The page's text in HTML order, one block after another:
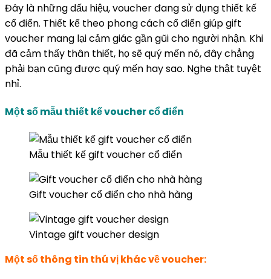
Đây là những dấu hiệu, voucher đang sử dụng thiết kế
cổ điển. Thiết kế theo phong cách cổ điển giúp gift
voucher mang lại cảm giác gần gũi cho người nhận. Khi
đã cảm thấy thân thiết, họ sẽ quý mến nó, đây chẳng
phải bạn cũng được quý mến hay sao. Nghe thật tuyệt
nhỉ.
Một số mẫu thiết kế voucher cổ điển
Mẫu thiết kế gift voucher cổ điển
Gift voucher cổ điển cho nhà hàng
Vintage gift voucher design
Một số thông tin thú vị khác về voucher: